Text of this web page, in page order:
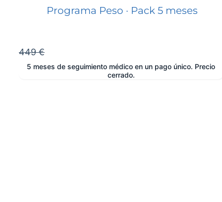
Programa Peso · Pack 5 meses
449 €
5 meses de seguimiento médico en un pago único. Precio
cerrado.